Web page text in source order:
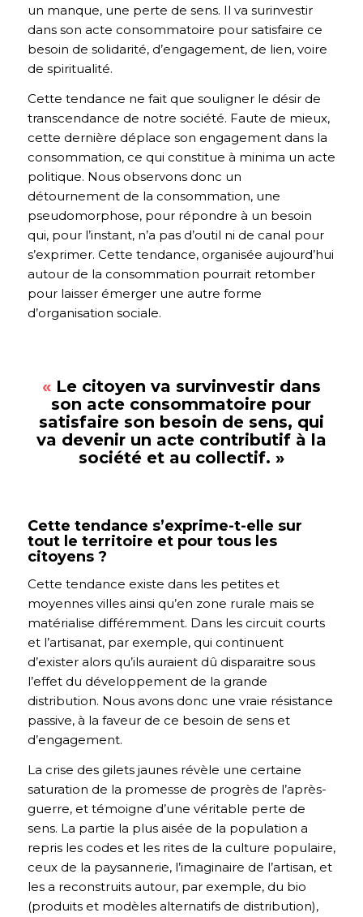
un manque, une perte de sens. Il va surinvestir
dans son acte consommatoire pour satisfaire ce
besoin de solidarité, d’engagement, de lien, voire
de spiritualité.
Cette tendance ne fait que souligner le désir de
transcendance de notre société. Faute de mieux,
cette dernière déplace son engagement dans la
consommation, ce qui constitue à minima un acte
politique. Nous observons donc un
détournement de la consommation, une
pseudomorphose, pour répondre à un besoin
qui, pour l’instant, n’a pas d’outil ni de canal pour
s’exprimer. Cette tendance, organisée aujourd’hui
autour de la consommation pourrait retomber
pour laisser émerger une autre forme
d’organisation sociale.
« Le citoyen va survinvestir dans
son acte consommatoire pour
satisfaire son besoin de sens, qui
va devenir un acte contributif à la
société et au collectif. »
Cette tendance s’exprime-t-elle sur
tout le territoire et pour tous les
citoyens ?
Cette tendance existe dans les petites et
moyennes villes ainsi qu’en zone rurale mais se
matérialise différemment. Dans les circuit courts
et l’artisanat, par exemple, qui continuent
d’exister alors qu’ils auraient dû disparaitre sous
l’effet du développement de la grande
distribution. Nous avons donc une vraie résistance
passive, à la faveur de ce besoin de sens et
d’engagement.
La crise des gilets jaunes révèle une certaine
saturation de la promesse de progrès de l’après-
guerre, et témoigne d’une véritable perte de
sens. La partie la plus aisée de la population a
repris les codes et les rites de la culture populaire,
ceux de la paysannerie, l’imaginaire de l’artisan, et
les a reconstruits autour, par exemple, du bio
(produits et modèles alternatifs de distribution),